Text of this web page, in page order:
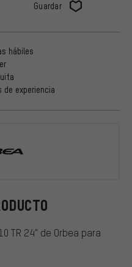
Guardar
TR 24" de Orbea para
hábiles
de experiencia